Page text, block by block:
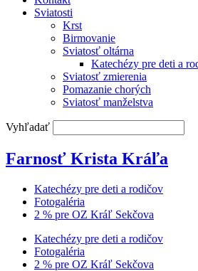
Sviatosti
Krst
Birmovanie
Sviatosť oltárna
Katechézy pre deti a
Sviatosť zmierenia
Pomazanie chorých
Sviatosť manželstva
Vyhľadať
Farnosť Krista Kráľa
Katechézy pre deti a rodičov
Fotogaléria
2 % pre OZ Kráľ Sekčova
Katechézy pre deti a rodičov
Fotogaléria
2 % pre OZ Kráľ Sekčova